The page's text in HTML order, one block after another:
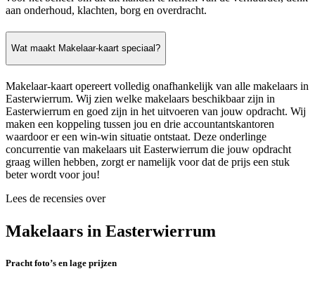
aan onderhoud, klachten, borg en overdracht.
Wat maakt Makelaar-kaart speciaal?
Makelaar-kaart opereert volledig onafhankelijk van alle makelaars in
Easterwierrum. Wij zien welke makelaars beschikbaar zijn in
Easterwierrum en goed zijn in het uitvoeren van jouw opdracht. Wij
maken een koppeling tussen jou en drie accountantskantoren
waardoor er een win-win situatie ontstaat. Deze onderlinge
concurrentie van makelaars uit Easterwierrum die jouw opdracht
graag willen hebben, zorgt er namelijk voor dat de prijs een stuk
beter wordt voor jou!
Lees de recensies over
Makelaars in Easterwierrum
Pracht foto’s en lage prijzen